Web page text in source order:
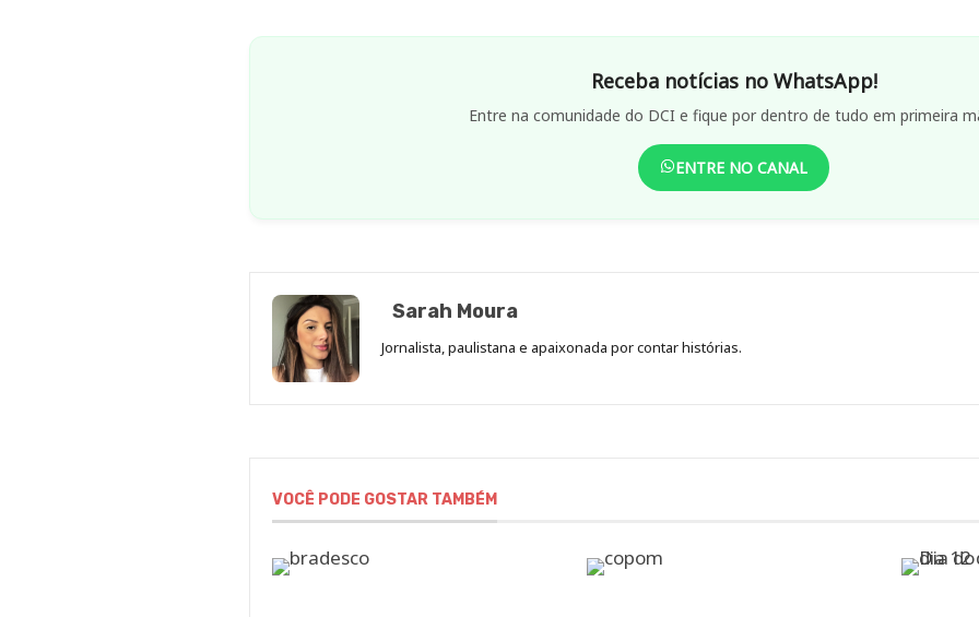
Receba notícias no WhatsApp!
Entre na comunidade do DCI e fique por dentro de tudo em primeira
ENTRE NO CANAL
Sarah Moura
Jornalista, paulistana e apaixonada por contar histórias.
VOCÊ PODE GOSTAR TAMBÉM